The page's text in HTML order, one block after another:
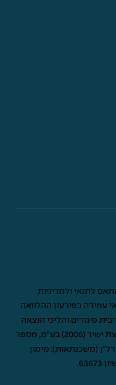
לתנאי ולמדיניות
עמידה בפירעון ההלוואה
פיגורים והליכי הוצאה
לפועל. הגורם המממן: מימון ישיר מקבוצת ישיר (2006) בע"מ, מספר
נדל"ן (משכנתאות): מימון